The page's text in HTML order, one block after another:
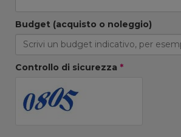
Budget (acquisto o noleggio)
Controllo di sicurezza *